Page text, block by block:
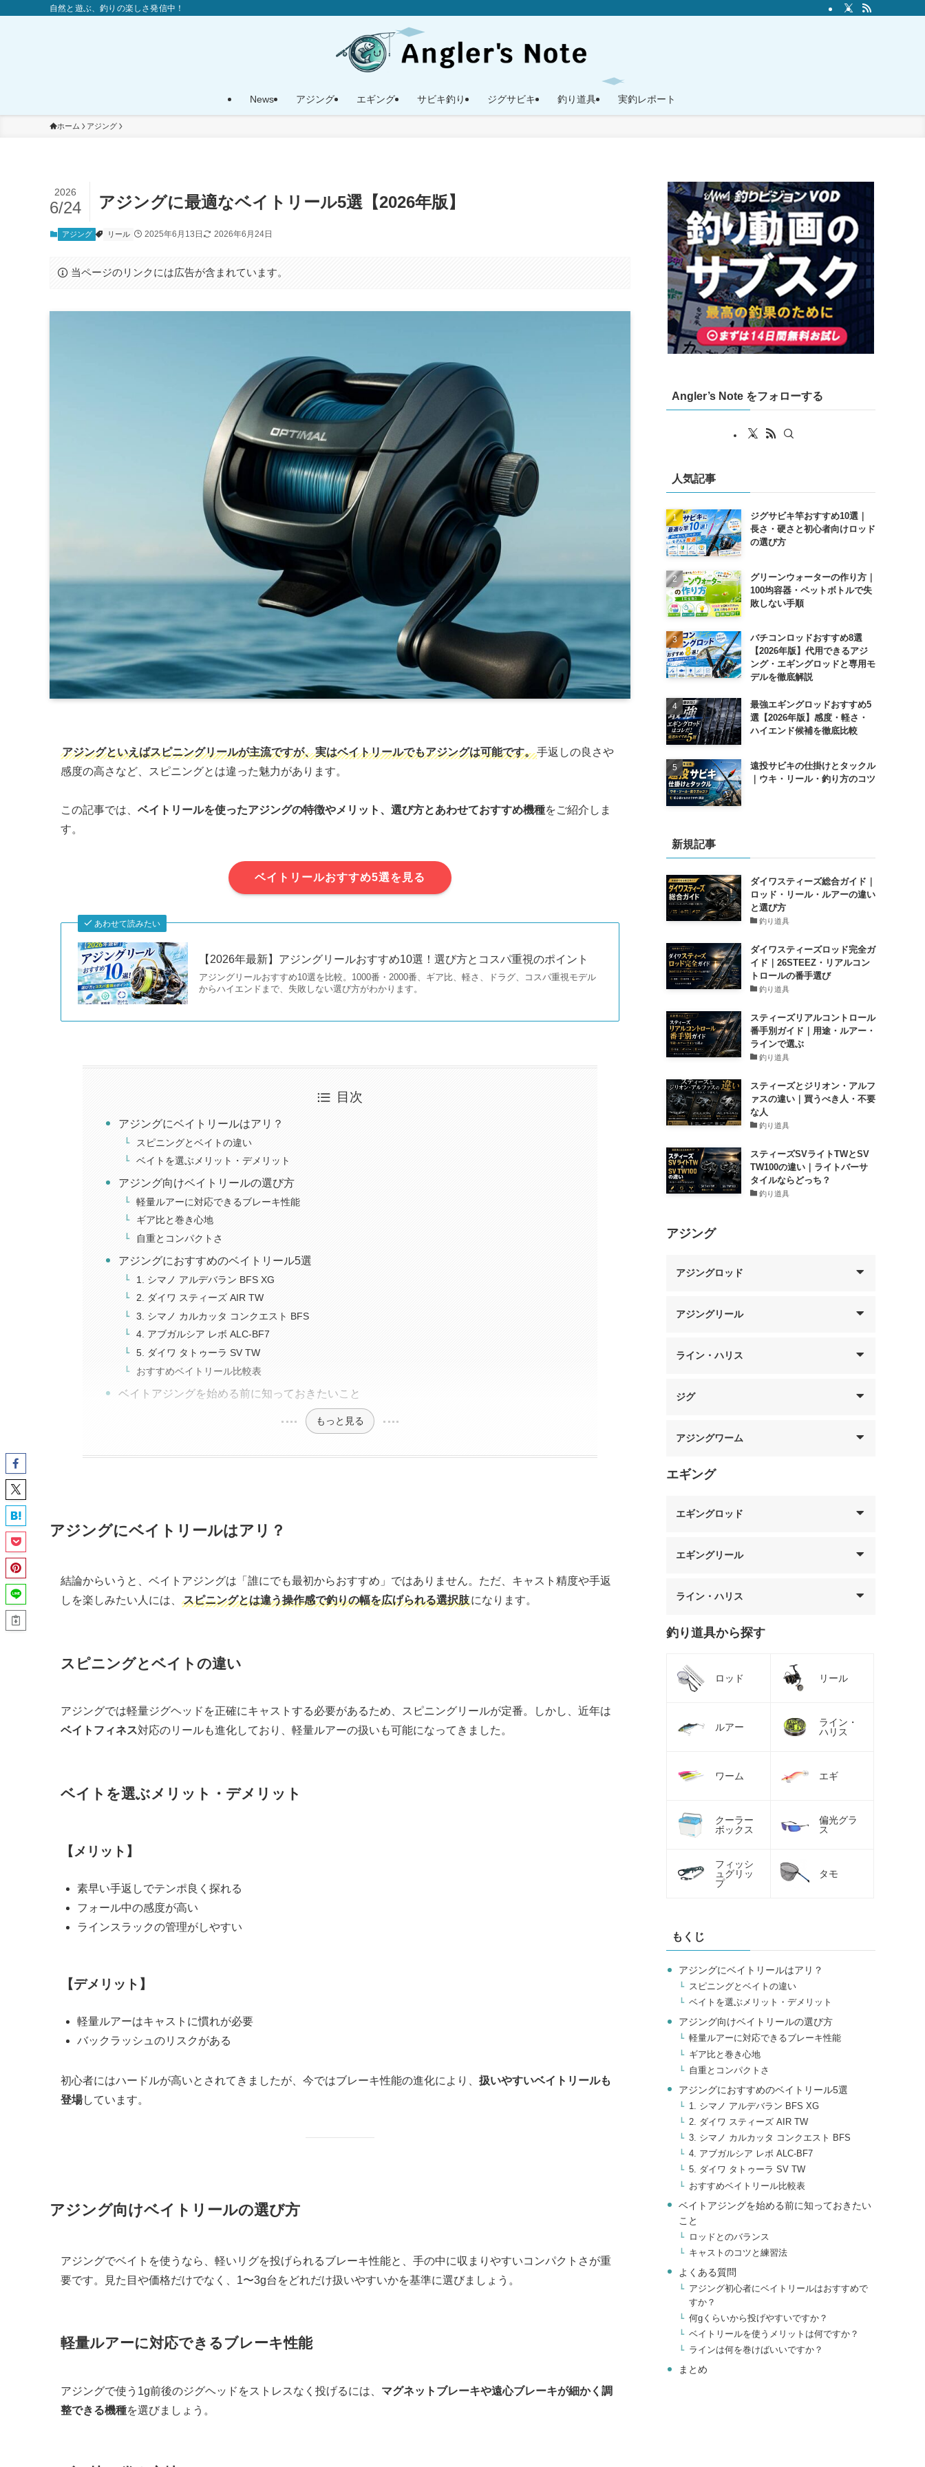
自然と遊ぶ、釣りの楽しさ発信中！
News アジング エギング サビキ釣り ジグサビキ 釣り道具 実釣レポート
ホーム アジング
アジングに最適なベイトリール5選【2026年版】
2026
6/24
アジング リール 2025年6月13日 2026年6月24日
当ページのリンクには広告が含まれています。
アジングといえばスピニングリールが主流ですが、実はベイトリールでもアジングは可能です。手返しの良さや
感度の高さなど、スピニングとは違った魅力があります。
この記事では、 ベイトリールを使ったアジングの特徴やメリット、選び方とあわせておすすめ機種をご紹介しま
す。
ベイトリールおすすめ5選を見る
あわせて読みたい
【2026年最新】アジングリールおすすめ10選！選び方とコスパ重視のポイント
アジングリールおすすめ10選を比較。1000番・2000番、ギア比、軽さ、ドラグ、コスパ重視モデル
からハイエンドまで、失敗しない選び方がわかります。
目次
アジングにベイトリールはアリ？
スピニングとベイトの違い
ベイトを選ぶメリット・デメリット
アジング向けベイトリールの選び方
軽量ルアーに対応できるブレーキ性能
ギア比と巻き心地
自重とコンパクトさ
アジングにおすすめのベイトリール5選
1. シマノ アルデバラン BFS XG
2. ダイワ スティーズ AIR TW
3. シマノ カルカッタ コンクエスト BFS
4. アブガルシア レボ ALC-BF7
5. ダイワ タトゥーラ SV TW
おすすめベイトリール比較表
ベイトアジングを始める前に知っておきたいこと
もっと見る
アジングにベイトリールはアリ？
結論からいうと、ベイトアジングは「誰にでも最初からおすすめ」ではありません。ただ、キャスト精度や手返
しを楽しみたい人には、
スピニングとは違う操作感で釣りの幅を広げられる選択肢になります。
スピニングとベイトの違い
アジングでは軽量ジグヘッドを正確にキャストする必要があるため、スピニングリールが定番。しかし、近年は
ベイトフィネス対応のリールも進化しており、軽量ルアーの扱いも可能になってきました。
ベイトを選ぶメリット・デメリット
【メリット】
素早い手返しでテンポ良く探れる
フォール中の感度が高い
ラインスラックの管理がしやすい
【デメリット】
軽量ルアーはキャストに慣れが必要
バックラッシュのリスクがある
初心者にはハードルが高いとされてきましたが、今ではブレーキ性能の進化により、 扱いやすいベイトリールも
登場しています。
アジング向けベイトリールの選び方
アジングでベイトを使うなら、軽いリグを投げられるブレーキ性能と、手の中に収まりやすいコンパクトさが重
要です。見た目や価格だけでなく、1〜3g台をどれだけ扱いやすいかを基準に選びましょう。
軽量ルアーに対応できるブレーキ性能
アジングで使う1g前後のジグヘッドをストレスなく投げるには、 マグネットブレーキや遠心ブレーキが細かく調
整できる機種を選びましょう。
Angler’s Note をフォローする
人気記事
ジグサビキ竿おすすめ10選｜
長さ・硬さと初心者向けロッド
の選び方
グリーンウォーターの作り方｜
100均容器・ペットボトルで失
敗しない手順
バチコンロッドおすすめ8選
【2026年版】代用できるアジ
ング・エギングロッドと専用モ
デルを徹底解説
最強エギングロッドおすすめ5
選【2026年版】感度・軽さ・
ハイエンド候補を徹底比較
遠投サビキの仕掛けとタックル
｜ウキ・リール・釣り方のコツ
新規記事
ダイワスティーズ総合ガイド｜
ロッド・リール・ルアーの違い
と選び方
釣り道具
ダイワスティーズロッド完全ガ
イド｜26STEEZ・リアルコン
トロールの番手選び
釣り道具
スティーズリアルコントロール
番手別ガイド｜用途・ルアー・
ラインで選ぶ
釣り道具
スティーズとジリオン・アルフ
ァスの違い｜買うべき人・不要
な人
釣り道具
スティーズSVライトTWとSV
TW100の違い｜ライトバーサ
タイルならどっち？
釣り道具
アジング
アジングロッド
アジングリール
ライン・ハリス
ジグ
アジングワーム
エギング
エギングロッド
エギングリール
ライン・ハリス
釣り道具から探す
ロッド リール
ルアー
ライン・
ハリス
ワーム エギ
クーラー
ボックス
偏光グラ
ス
フィッシ
ュグリッ
プ
タモ
もくじ
アジングにベイトリールはアリ？
スピニングとベイトの違い
ベイトを選ぶメリット・デメリット
アジング向けベイトリールの選び方
軽量ルアーに対応できるブレーキ性能
ギア比と巻き心地
自重とコンパクトさ
アジングにおすすめのベイトリール5選
1. シマノ アルデバラン BFS XG
2. ダイワ スティーズ AIR TW
3. シマノ カルカッタ コンクエスト BFS
4. アブガルシア レボ ALC-BF7
5. ダイワ タトゥーラ SV TW
おすすめベイトリール比較表
ベイトアジングを始める前に知っておきたい
こと
ロッドとのバランス
キャストのコツと練習法
よくある質問
アジング初心者にベイトリールはおすすめで
すか？
何gくらいから投げやすいですか？
ベイトリールを使うメリットは何ですか？
ラインは何を巻けばいいですか？
まとめ